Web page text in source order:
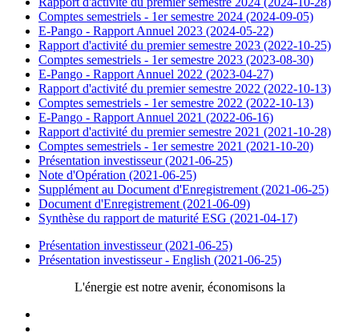
Comptes semestriels - 1er semestre 2024 (2024-09-05)
E-Pango - Rapport Annuel 2023 (2024-05-22)
Rapport d'activité du premier semestre 2023 (2022-10-25)
Comptes semestriels - 1er semestre 2023 (2023-08-30)
E-Pango - Rapport Annuel 2022 (2023-04-27)
Rapport d'activité du premier semestre 2022 (2022-10-13)
Comptes semestriels - 1er semestre 2022 (2022-10-13)
E-Pango - Rapport Annuel 2021 (2022-06-16)
Rapport d'activité du premier semestre 2021 (2021-10-28)
Comptes semestriels - 1er semestre 2021 (2021-10-20)
Présentation investisseur (2021-06-25)
Note d'Opération (2021-06-25)
Supplément au Document d'Enregistrement (2021-06-25)
Document d'Enregistrement (2021-06-09)
Synthèse du rapport de maturité ESG (2021-04-17)
Présentation investisseur (2021-06-25)
Présentation investisseur - English (2021-06-25)
L'énergie est notre avenir, économisons la